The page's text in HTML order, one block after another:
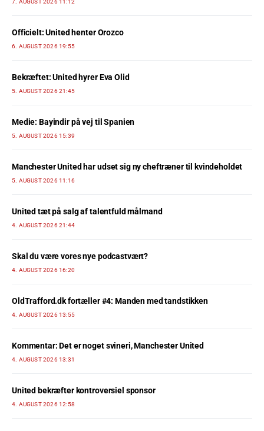
7. AUGUST 2026 11:12
Officielt: United henter Orozco
6. AUGUST 2026 19:55
Bekræftet: United hyrer Eva Olid
5. AUGUST 2026 21:45
Medie: Bayindir på vej til Spanien
5. AUGUST 2026 15:39
Manchester United har udset sig ny cheftræner til kvindeholdet
5. AUGUST 2026 11:16
United tæt på salg af talentfuld målmand
4. AUGUST 2026 21:44
Skal du være vores nye podcastvært?
4. AUGUST 2026 16:20
OldTrafford.dk fortæller #4: Manden med tandstikken
4. AUGUST 2026 13:55
Kommentar: Det er noget svineri, Manchester United
4. AUGUST 2026 13:31
United bekræfter kontroversiel sponsor
4. AUGUST 2026 12:58